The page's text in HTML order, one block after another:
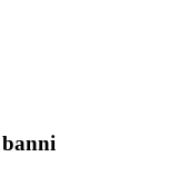
banni